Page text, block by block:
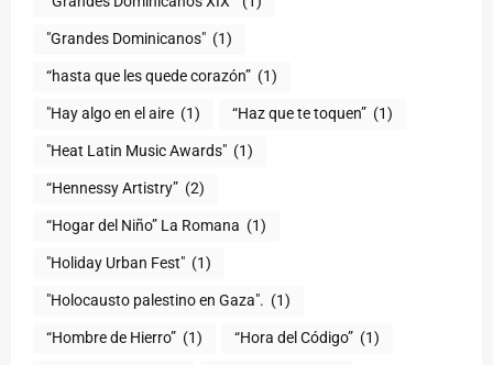
"Grandes Dominicanos" (1)
(1)
"Hay algo en el aire (1) “Haz que te toquen” (1)
"Heat Latin Music Awards" (1)
“Hennessy Artistry” (2)
“Hogar del Niño” La Romana (1)
(1)
"Holocausto palestino en Gaza". (1)
“Hombre de Hierro” (1) (1)